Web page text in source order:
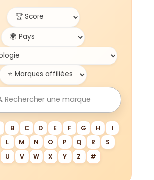
B C D E F G H
I
L M N O P Q R
S
U V W X Y Z #